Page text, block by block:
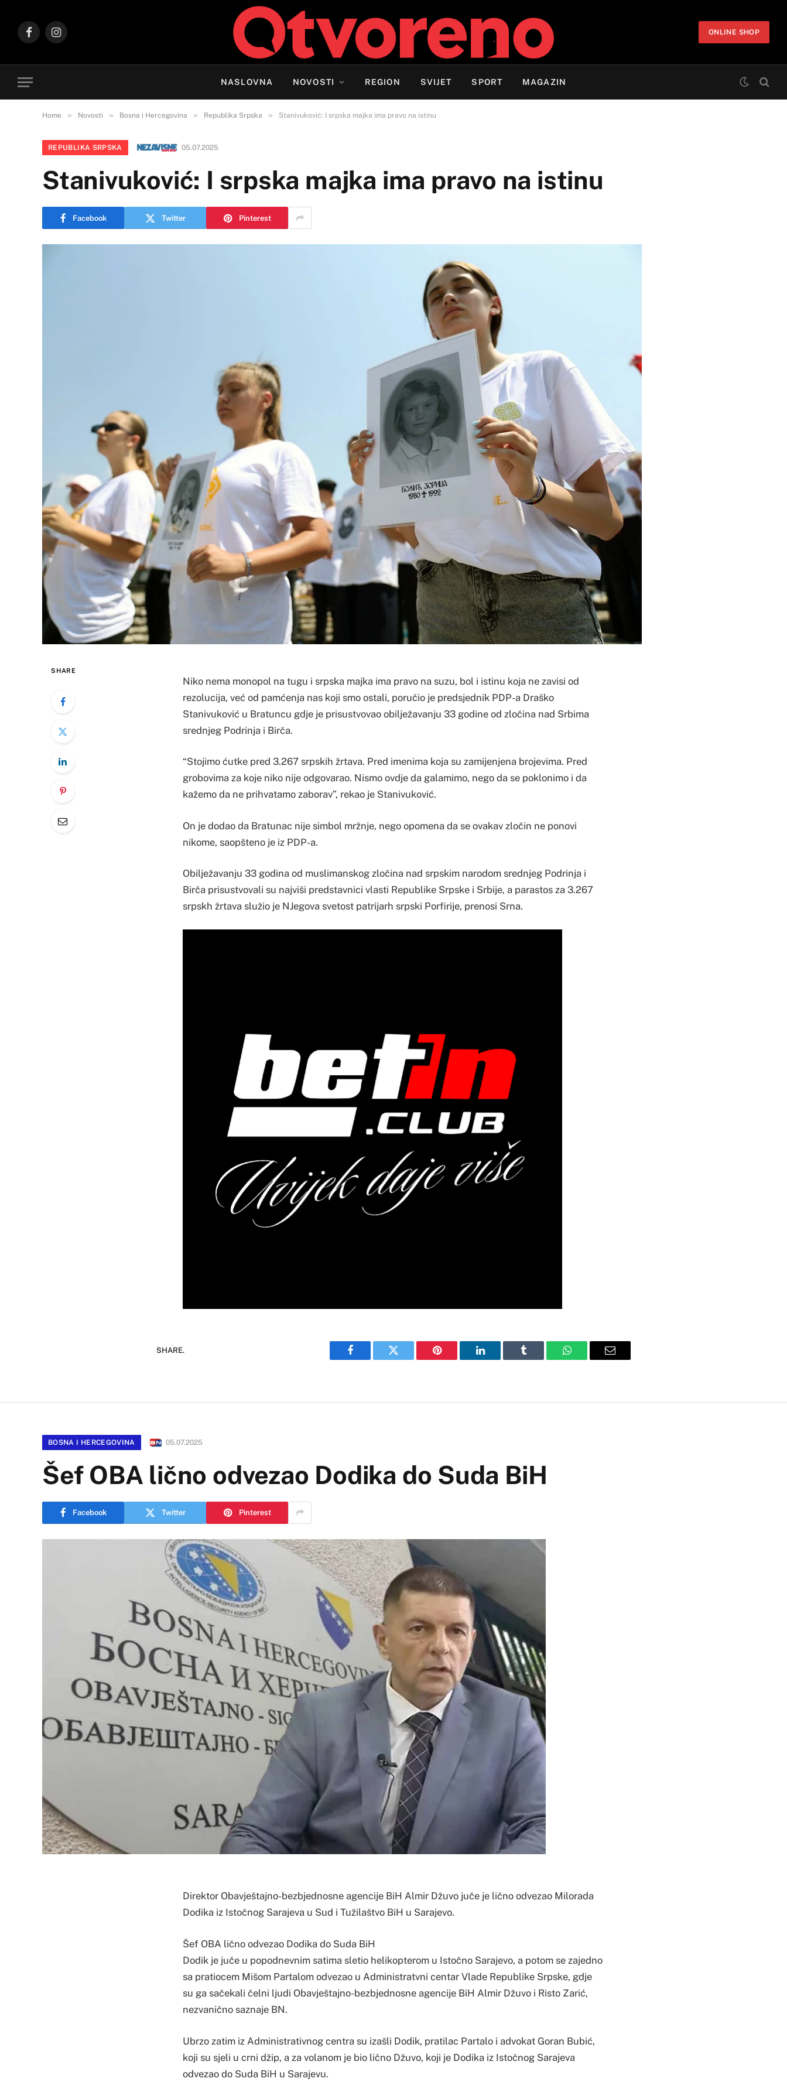
FacebookInstagram
ONLINE SHOP
NASLOVNA NOVOSTI REGION SVIJET SPORT MAGAZIN
Home » Novosti » Bosna i Hercegovina » Republika Srpska » Stanivuković: I srpska majka ima pravo na istinu
REPUBLIKA SRPSKA 05.07.2025
Stanivuković: I srpska majka ima pravo na istinu
Facebook Twitter Pinterest
SHARE
Niko nema monopol na tugu i srpska majka ima pravo na suzu, bol i istinu koja ne zavisi od
rezolucija, već od pamćenja nas koji smo ostali, poručio je predsjednik PDP-a Draško
Stanivuković u Bratuncu gdje je prisustvovao obilježavanju 33 godine od zločina nad Srbima
srednjeg Podrinja i Birča.
“Stojimo ćutke pred 3.267 srpskih žrtava. Pred imenima koja su zamijenjena brojevima. Pred
grobovima za koje niko nije odgovarao. Nismo ovdje da galamimo, nego da se poklonimo i da
kažemo da ne prihvatamo zaborav”, rekao je Stanivuković.
On je dodao da Bratunac nije simbol mržnje, nego opomena da se ovakav zločin ne ponovi
nikome, saopšteno je iz PDP-a.
Obilježavanju 33 godina od muslimanskog zločina nad srpskim narodom srednjeg Podrinja i
Birča prisustvovali su najviši predstavnici vlasti Republike Srpske i Srbije, a parastos za 3.267
srpskh žrtava služio je NJegova svetost patrijarh srpski Porfirije, prenosi Srna.
SHARE.
Facebook Twitter Pinterest LinkedIn Tumblr WhatsAppEmail
BOSNA I HERCEGOVINA 05.07.2025
Šef OBA lično odvezao Dodika do Suda BiH
Facebook Twitter Pinterest
Direktor Obavještajno-bezbjednosne agencije BiH Almir Džuvo juče je lično odvezao Milorada
Dodika iz Istočnog Sarajeva u Sud i Tužilaštvo BiH u Sarajevo.
Šef OBA lično odvezao Dodika do Suda BiH
Dodik je juče u popodnevnim satima sletio helikopterom u Istočno Sarajevo, a potom se zajedno
sa pratiocem Mišom Partalom odvezao u Administratvni centar Vlade Republike Srpske, gdje
su ga sačekali čelni ljudi Obavještajno-bezbjednosne agencije BiH Almir Džuvo i Risto Zarić,
nezvanično saznaje BN.
Ubrzo zatim iz Administrativnog centra su izašli Dodik, pratilac Partalo i advokat Goran Bubić,
koji su sjeli u crni džip, a za volanom je bio lično Džuvo, koji je Dodika iz Istočnog Sarajeva
odvezao do Suda BiH u Sarajevu.